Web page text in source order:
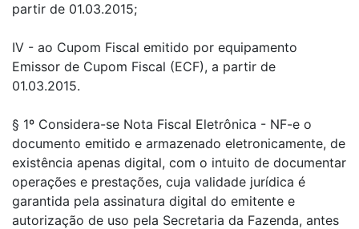
partir de 01.03.2015;
IV - ao Cupom Fiscal emitido por equipamento
Emissor de Cupom Fiscal (ECF), a partir de
01.03.2015.
§ 1º Considera-se Nota Fiscal Eletrônica - NF-e o
documento emitido e armazenado eletronicamente, de
existência apenas digital, com o intuito de documentar
operações e prestações, cuja validade jurídica é
garantida pela assinatura digital do emitente e
autorização de uso pela Secretaria da Fazenda, antes